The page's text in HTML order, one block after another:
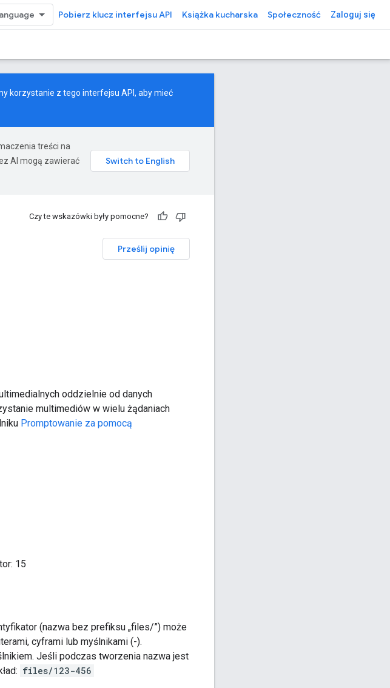
Pobierz klucz interfejsu API Książka kucharska Społeczność Zaloguj się
korzystanie z tego interfejsu API, aby mieć
treści na
AI mogą zawierać
Czy te wskazówki były pomocne?
Prześlij opinię
oddzielnie od danych
multimediów w wielu żądaniach
Promptowanie za pomocą
15
(nazwa bez prefiksu „files/”) może
cyframi lub myślnikami (-).
Jeśli podczas tworzenia nazwa jest
files/123-456